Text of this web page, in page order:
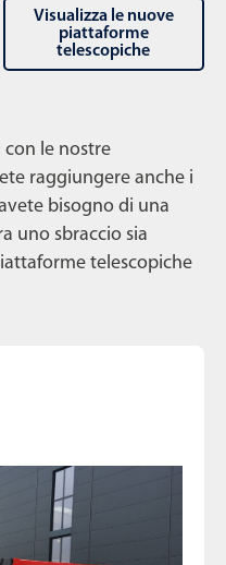
Visualizza le nuove
piattaforme
telescopiche
con le nostre
raggiungere anche i
bisogno di una
uno sbraccio sia
telescopiche